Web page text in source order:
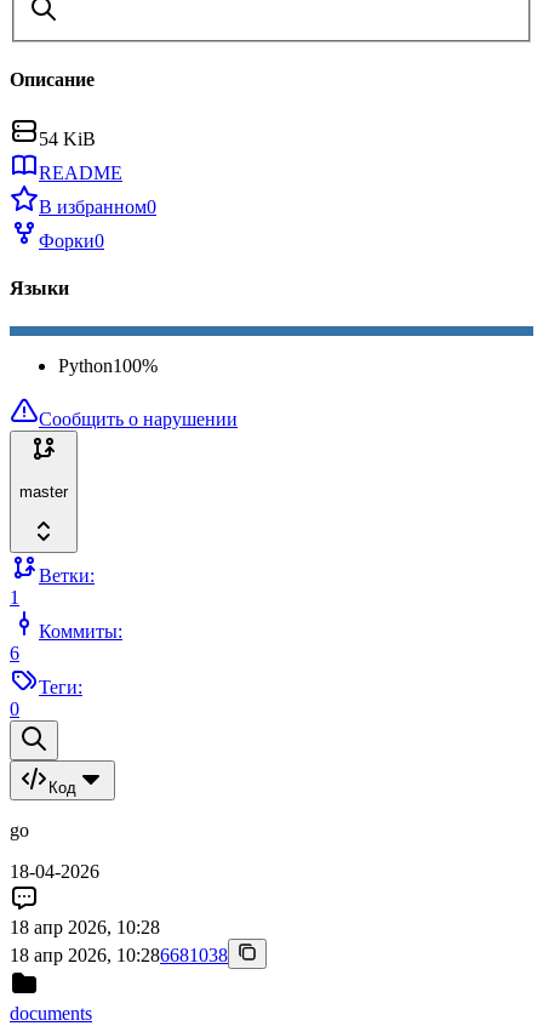
Описание
54 KiB
README
В избранном0
Форки0
Языки
Python100%
Сообщить о нарушении
master
Ветки:
1
Коммиты:
6
Теги:
0
Код
go
18-04-2026
18 апр 2026, 10:28
18 апр 2026, 10:286681038
documents